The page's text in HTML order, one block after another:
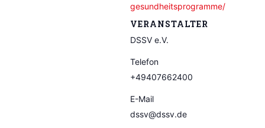
gesundheitsprogramme/
VERANSTALTER
DSSV e.V.
Telefon
+49407662400
E-Mail
dssv@dssv.de